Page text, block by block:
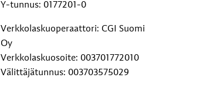
Y-tunnus: 0177201-0
Verkkolaskuoperaattori: CGI Suomi
Oy
Verkkolaskuosoite: 003701772010
Välittäjätunnus: 003703575029